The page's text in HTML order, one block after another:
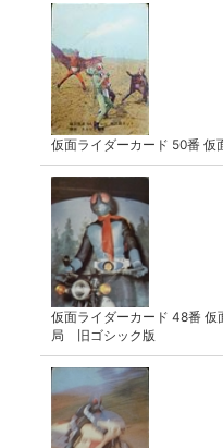
仮面ライダーカード 50番 仮
仮面ライダーカード 48番
局 旧ゴシック版